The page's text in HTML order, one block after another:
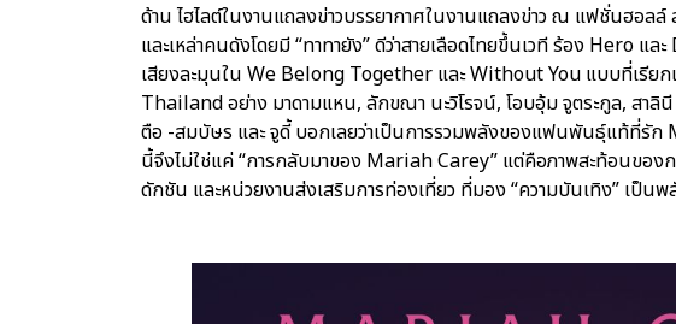
ด้าน ไฮไลต์ในงานแถลงข่าวบรรยากาศในงานแถลงข่าว ณ แฟชั่นฮอล
และเหล่าคนดังโดยมี “ทาทายัง” ดีว่าสายเลือดไทยขึ้นเวที ร้อง Hero แ
เสียงละมุนใน We Belong Together และ Without You แบบที่เรียก
Thailand อย่าง มาดามแหน, ลักขณา นะวิโรจน์, โอบอุ้ม จูตระกูล, สา
ตือ -สมบัษร และ จูดี้ บอกเลยว่าเป็นการรวมพลังของแฟนพันธุ์แท้ที่รัก
นี้จึงไม่ใช่แค่ “การกลับมาของ Mariah Carey” แต่คือภาพสะท้อนของ
ดักชัน และหน่วยงานส่งเสริมการท่องเที่ยว ที่มอง “ความบันเทิง” เป็น